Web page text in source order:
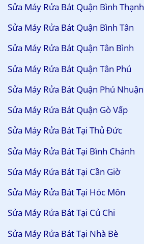
Sửa Máy Rửa Bát Quận Bình Thạnh
Sửa Máy Rửa Bát Quận Bình Tân
Sửa Máy Rửa Bát Quận Tân Bình
Sửa Máy Rửa Bát Quận Tân Phú
Sửa Máy Rửa Bát Quận Phú Nhuận
Sửa Máy Rửa Bát Quận Gò Vấp
Sửa Máy Rửa Bát Tại Thủ Đức
Sửa Máy Rửa Bát Tại Bình Chánh
Sửa Máy Rửa Bát Tại Cần Giờ
Sửa Máy Rửa Bát Tại Hóc Môn
Sửa Máy Rửa Bát Tại Củ Chi
Sửa Máy Rửa Bát Tại Nhà Bè